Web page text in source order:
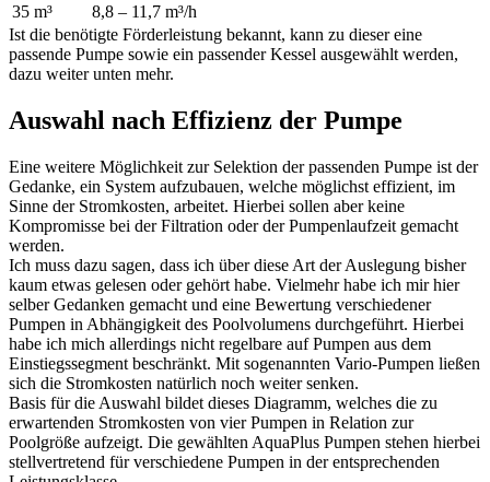
35 m³
8,8 – 11,7 m³/h
Ist die benötigte Förderleistung bekannt, kann zu dieser eine
passende Pumpe sowie ein passender Kessel ausgewählt werden,
dazu weiter unten mehr.
Auswahl nach Effizienz der Pumpe
Eine weitere Möglichkeit zur Selektion der passenden Pumpe ist der
Gedanke, ein System aufzubauen, welche möglichst effizient, im
Sinne der Stromkosten, arbeitet. Hierbei sollen aber keine
Kompromisse bei der Filtration oder der Pumpenlaufzeit gemacht
werden.
Ich muss dazu sagen, dass ich über diese Art der Auslegung bisher
kaum etwas gelesen oder gehört habe. Vielmehr habe ich mir hier
selber Gedanken gemacht und eine Bewertung verschiedener
Pumpen in Abhängigkeit des Poolvolumens durchgeführt. Hierbei
habe ich mich allerdings nicht regelbare auf Pumpen aus dem
Einstiegssegment beschränkt. Mit sogenannten Vario-Pumpen ließen
sich die Stromkosten natürlich noch weiter senken.
Basis für die Auswahl bildet dieses Diagramm, welches die zu
erwartenden Stromkosten von vier Pumpen in Relation zur
Poolgröße aufzeigt. Die gewählten AquaPlus Pumpen stehen hierbei
stellvertretend für verschiedene Pumpen in der entsprechenden